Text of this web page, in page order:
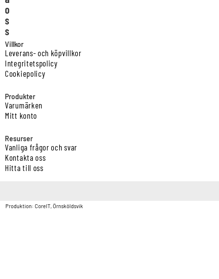
o
s
s
Villkor
Leverans- och köpvillkor
Integritetspolicy
Cookiepolicy
Produkter
Varumärken
Mitt konto
Resurser
Vanliga frågor och svar
Kontakta oss
Hitta till oss
Produktion: CoreIT, Örnsköldsvik